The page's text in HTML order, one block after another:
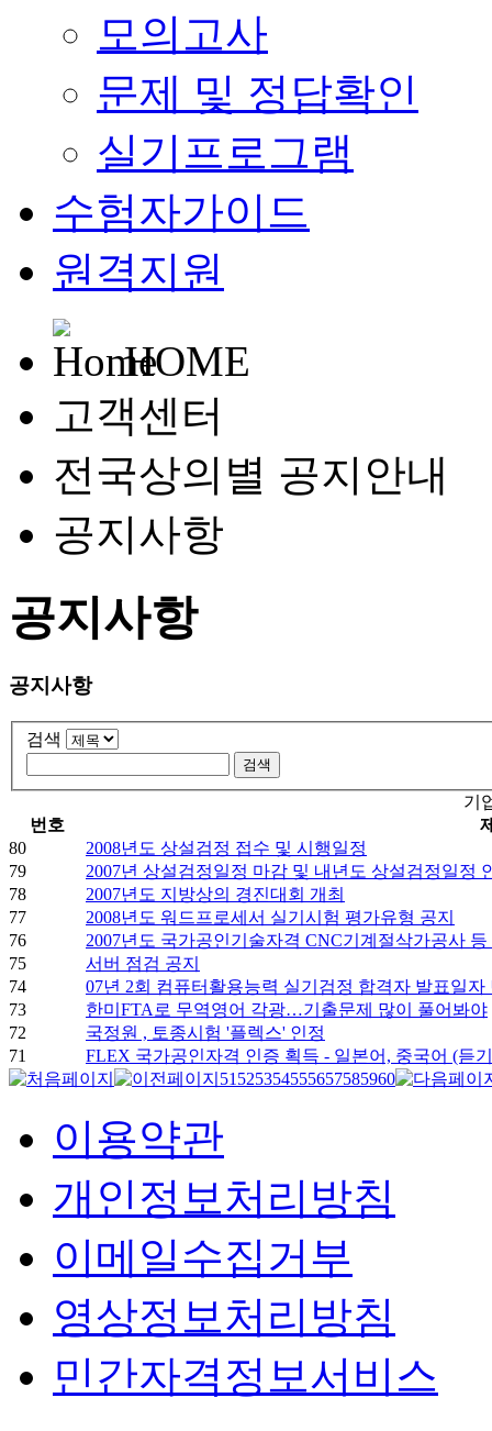
모의고사
문제 및 정답확인
실기프로그램
수험자가이드
원격지원
HOME
고객센터
전국상의별 공지안내
공지사항
공지사항
공지사항
검색
기
번호
80
2008년도 상설검정 접수 및 시행일정
79
2007년 상설검정일정 마감 및 내년도 상설검정일정
78
2007년도 지방상의 경진대회 개최
77
2008년도 워드프로세서 실기시험 평가유형 공지
76
2007년도 국가공인기술자격 CNC기계절삭가공사
75
서버 점검 공지
74
07년 2회 컴퓨터활용능력 실기검정 합격자 발표일자
73
한미FTA로 무역영어 각광…기출문제 많이 풀어봐야
72
국정원 , 토종시험 '플렉스' 인정
71
FLEX 국가공인자격 인증 획득 - 일본어, 중국어 (듣
51525354555657585960
이용약관
개인정보처리방침
이메일수집거부
영상정보처리방침
민간자격정보서비스